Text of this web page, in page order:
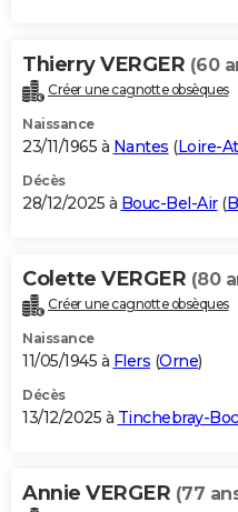
Thierry VERGER (60
Créer une cagnotte obsèques
Naissance
23/11/1965 à Nantes (Loire-
Décès
28/12/2025 à Bouc-Bel-Air(
Colette VERGER (80
Créer une cagnotte obsèques
Naissance
11/05/1945 à Flers (Orne)
Décès
13/12/2025 à Tinchebray-
Annie VERGER (77